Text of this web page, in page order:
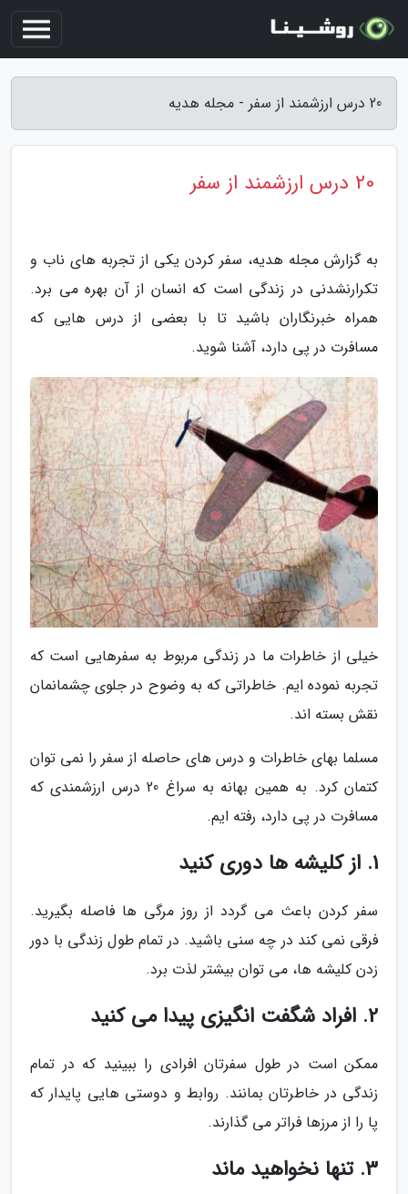
20 درس ارزشمند از سفر - مجله هدیه
20 درس ارزشمند از سفر
به گزارش مجله هدیه، سفر کردن یکی از تجربه های ناب و
تکرارنشدنی در زندگی است که انسان از آن بهره می برد.
همراه خبرنگاران باشید تا با بعضی از درس هایی که
مسافرت در پی دارد، آشنا شوید.
خیلی از خاطرات ما در زندگی مربوط به سفرهایی است که
تجربه نموده ایم. خاطراتی که به وضوح در جلوی چشمانمان
نقش بسته اند.
مسلما بهای خاطرات و درس های حاصله از سفر را نمی توان
کتمان کرد. به همین بهانه به سراغ 20 درس ارزشمندی که
مسافرت در پی دارد، رفته ایم.
1. از کلیشه ها دوری کنید
سفر کردن باعث می گردد از روز مرگی ها فاصله بگیرید.
فرقی نمی کند در چه سنی باشید. در تمام طول زندگی با دور
زدن کلیشه ها، می توان بیشتر لذت برد.
2. افراد شگفت انگیزی پیدا می کنید
ممکن است در طول سفرتان افرادی را ببینید که در تمام
زندگی در خاطرتان بمانند. روابط و دوستی هایی پایدار که
پا را از مرزها فراتر می گذارند.
3. تنها نخواهید ماند